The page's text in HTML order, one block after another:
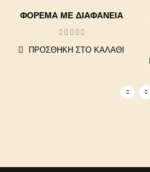
ΦΌΡΕΜΑ ΜΕ ΔΙΑΦΆΝΕΙΑ
ΠΡΟΣΘΉΚΗ ΣΤΟ ΚΑΛΆΘΙ